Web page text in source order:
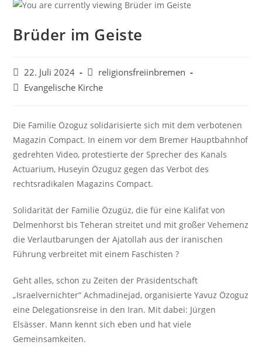
Brüder im Geiste
Beitrag
veröffentlicht:
22. Juli 2024
Beitrags-
Autor:
religionsfreiinbremen
Beitrags-
Evangelische Kirche
Die Familie Özoguz solidarisierte sich mit dem verbotenen
Magazin Compact. In einem vor dem Bremer Hauptbahnhof
gedrehten Video, protestierte der Sprecher des Kanals
Actuarium, Huseyin Özuguz gegen das Verbot des
rechtsradikalen Magazins Compact.
Solidarität der Familie Özugüz, die für eine Kalifat von
Delmenhorst bis Teheran streitet und mit großer Vehemenz
die Verlautbarungen der Ajatollah aus der iranischen
Führung verbreitet mit einem Faschisten ?
Geht alles, schon zu Zeiten der Präsidentschaft
„Israelvernichter“ Achmadinejad, organisierte Yavuz Özoguz
eine Delegationsreise in den Iran. Mit dabei: Jürgen
Elsässer. Mann kennt sich eben und hat viele
Gemeinsamkeiten.